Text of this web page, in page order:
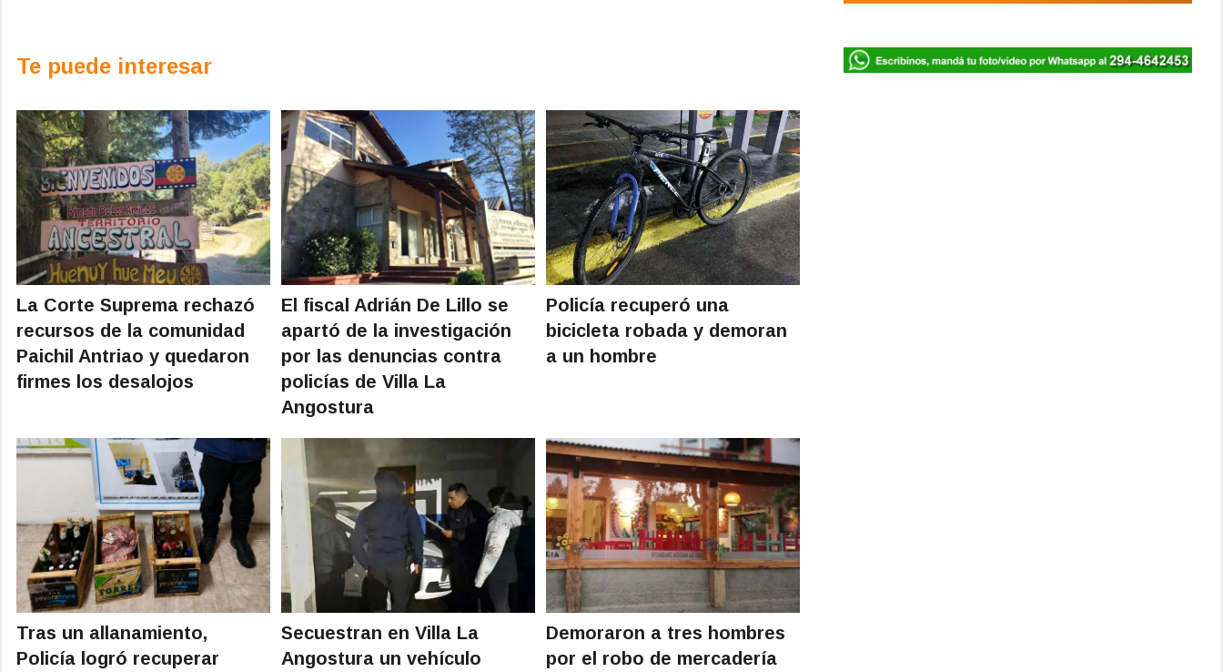
Te puede interesar
La Corte Suprema rechazó
recursos de la comunidad
Paichil Antriao y quedaron
firmes los desalojos
El fiscal Adrián De Lillo se
apartó de la investigación
por las denuncias contra
policías de Villa La
Angostura
Policía recuperó una
bicicleta robada y demoran
a un hombre
Tras un allanamiento,
Policía logró recuperar
Secuestran en Villa La
Angostura un vehículo
Demoraron a tres hombres
por el robo de mercadería